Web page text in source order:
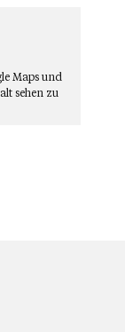
Mapsund
sehen zu